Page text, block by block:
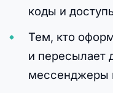
коды и
Тем, кто
и пересылает
мессенджеры